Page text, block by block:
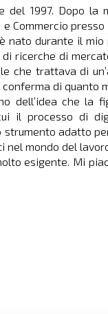
1997. Dopo la
Commercio
nato durante il
ricerche di
che trattava di
di quanto
dell’idea che
il processo di
adatto
nel mondo del
esigente. Mi